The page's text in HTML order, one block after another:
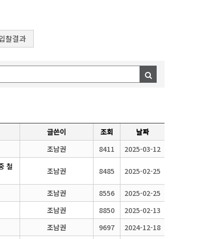
찰결과
글쓴이 조회
날짜
조남권 8411 2025-03-12
철
조남권 8485 2025-02-25
조남권 8556
2025-02-25
조남권 8850
2025-02-13
조남권 9697
2024-12-18